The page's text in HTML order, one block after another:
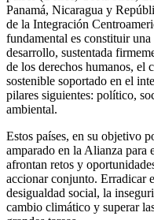
Panamá, Nicaragua y
de la Integración
fundamental es constituir
desarrollo, sustentada
de los derechos humanos, el
sostenible soportado en el
pilares siguientes: político,
ambiental.
Estos países, en su objetivo
amparado en la Alianza
afrontan retos y
accionar conjunto. Erradicar
desigualdad social, la
cambio climático y superar